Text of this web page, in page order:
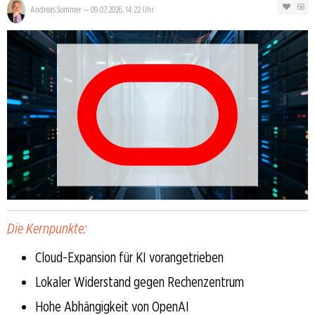
Andreas Sommer— 09.07.2026, 14:22 Uhr 68
Die Kernpunkte:
Cloud-Expansion für KI vorangetrieben
Lokaler Widerstand gegen Rechenzentrum
Hohe Abhängigkeit von OpenAI